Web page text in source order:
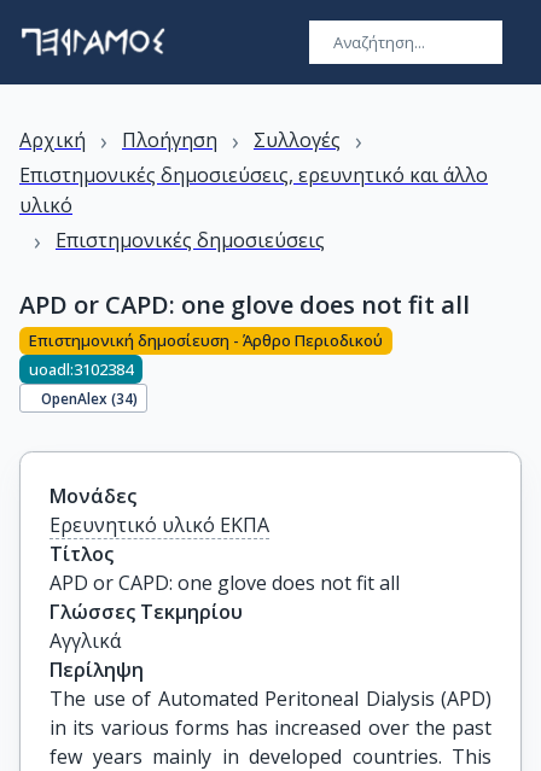
Αρχική › Πλοήγηση › Συλλογές ›
Επιστημονικές δημοσιεύσεις, ερευνητικό και άλλο
υλικό
› Επιστημονικές δημοσιεύσεις
APD or CAPD: one glove does not fit all
Επιστημονική δημοσίευση - Άρθρο Περιοδικού
uoadl:3102384
OpenAlex (34)
Μονάδες
Ερευνητικό υλικό ΕΚΠΑ
Τίτλος
APD or CAPD: one glove does not fit all
Γλώσσες Τεκμηρίου
Αγγλικά
Περίληψη
The use of Automated Peritoneal Dialysis (APD)
in its various forms has increased over the past
few years mainly in developed countries. This